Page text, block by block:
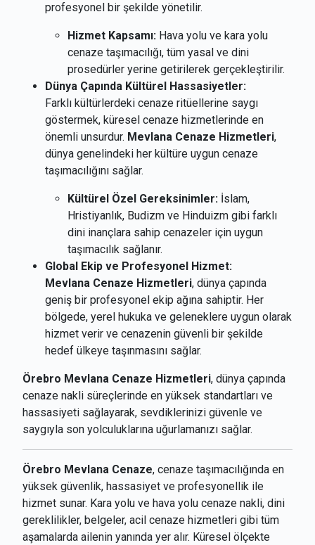
profesyonel bir şekilde yönetilir.
Hizmet Kapsamı: Hava yolu ve kara yolu
cenaze taşımacılığı, tüm yasal ve dini
prosedürler yerine getirilerek gerçekleştirilir.
Dünya Çapında Kültürel Hassasiyetler:
Farklı kültürlerdeki cenaze ritüellerine saygı
göstermek, küresel cenaze hizmetlerinde en
önemli unsurdur. Mevlana Cenaze Hizmetleri,
dünya genelindeki her kültüre uygun cenaze
taşımacılığını sağlar.
Kültürel Özel Gereksinimler: İslam,
Hristiyanlık, Budizm ve Hinduizm gibi farklı
dini inançlara sahip cenazeler için uygun
taşımacılık sağlanır.
Global Ekip ve Profesyonel Hizmet:
Mevlana Cenaze Hizmetleri, dünya çapında
geniş bir profesyonel ekip ağına sahiptir. Her
bölgede, yerel hukuka ve geleneklere uygun olarak
hizmet verir ve cenazenin güvenli bir şekilde
hedef ülkeye taşınmasını sağlar.
Örebro Mevlana Cenaze Hizmetleri, dünya çapında
cenaze nakli süreçlerinde en yüksek standartları ve
hassasiyeti sağlayarak, sevdiklerinizi güvenle ve
saygıyla son yolculuklarına uğurlamanızı sağlar.
Örebro Mevlana Cenaze, cenaze taşımacılığında en
yüksek güvenlik, hassasiyet ve profesyonellik ile
hizmet sunar. Kara yolu ve hava yolu cenaze nakli, dini
gereklilikler, belgeler, acil cenaze hizmetleri gibi tüm
aşamalarda ailenin yanında yer alır. Küresel ölçekte